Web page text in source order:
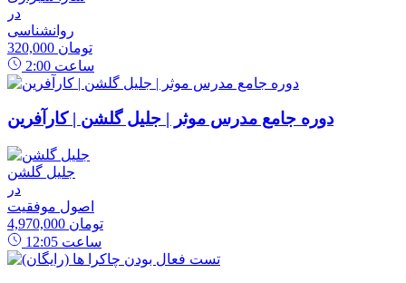
در
روانشناسی
320,000 تومان
2:00 ساعت
دوره جامع مدرس موثر | جلیل گلشن | کارآفرین
جلیل گلشن
در
اصول موفقیت
4,970,000 تومان
12:05 ساعت